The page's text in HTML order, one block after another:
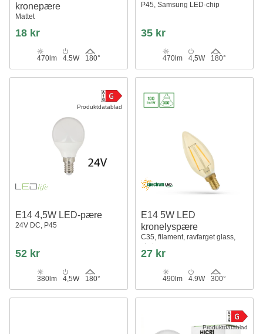
kronepære
Mattet
18 kr
470lm 4.5W 180°
P45, Samsung LED-chip
35 kr
470lm 4,5W 180°
Produktdatablad
E14 4,5W LED-pære
24V DC, P45
52 kr
380lm 4,5W 180°
E14 5W LED
kronelyspære
C35, filament, ravfarget glass,
ekstra varm
27 kr
490lm 4.9W 300°
Produktdatablad